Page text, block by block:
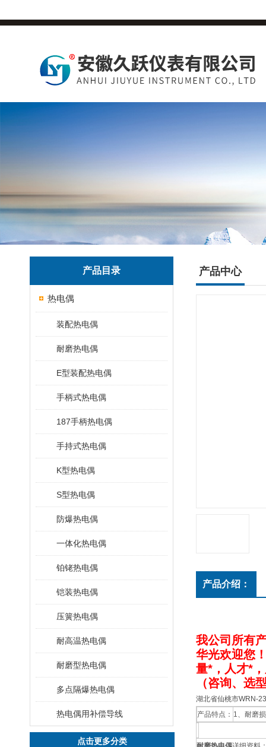
产品目录
热电偶
装配热电偶
耐磨热电偶
E型装配热电偶
手柄式热电偶
187手柄热电偶
手持式热电偶
K型热电偶
S型热电偶
防爆热电偶
一体化热电偶
铂铑热电偶
铠装热电偶
压簧热电偶
耐高温热电偶
耐磨型热电偶
多点隔爆热电偶
热电偶用补偿导线
点击更多分类
产品中心
产品介绍：
我公司 所有
华光欢迎您
量*，人才*
（咨询、选
湖北省仙桃市WRN-
产品特点： 1、耐磨